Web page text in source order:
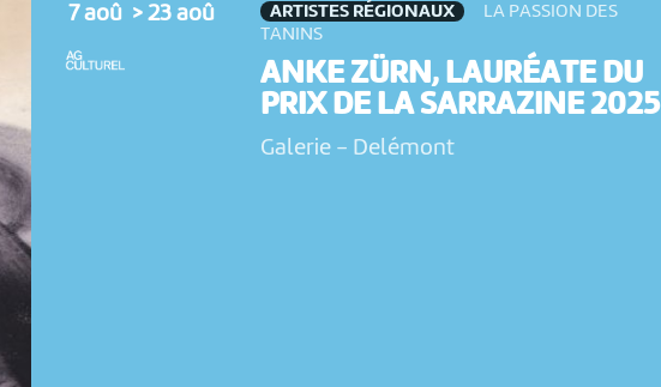
7 aoû > 23 aoû ARTISTES RÉGIONAUX
LA PASSION DES
TANINS
ANKE ZÜRN, LAURÉATE DU
PRIX DE LA SARRAZINE 2025
Galerie - Delémont